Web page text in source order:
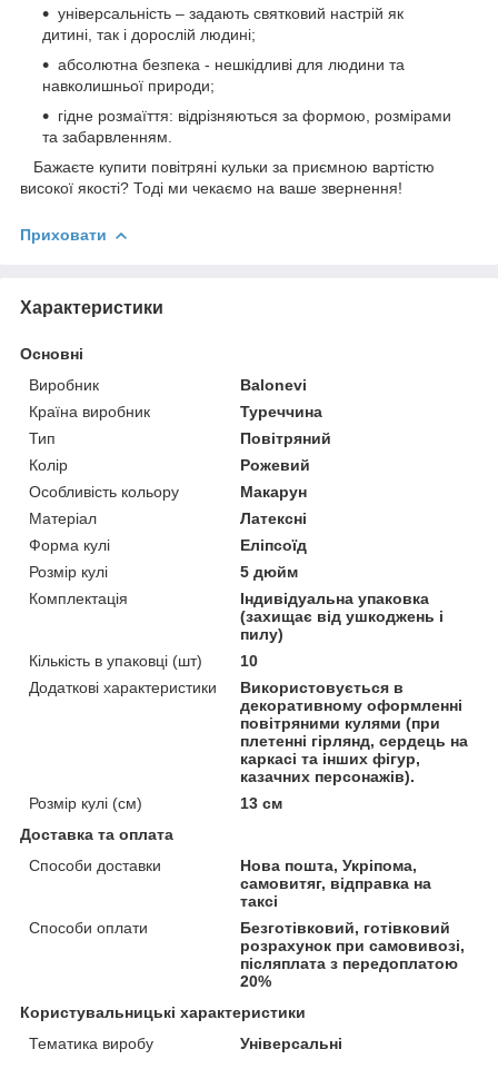
універсальність – задають святковий настрій як
дитині, так і дорослій людині;
абсолютна безпека - нешкідливі для людини та
навколишньої природи;
гідне розмаїття: відрізняються за формою, розмірами
та забарвленням.
Бажаєте купити повітряні кульки за приємною вартістю
високої якості? Тоді ми чекаємо на ваше звернення!
Приховати
Характеристики
Основні
Виробник
Balonevi
Країна виробник
Туреччина
Тип
Повітряний
Колір
Рожевий
Особливість кольору
Макарун
Матеріал
Латексні
Форма кулі
Еліпсоїд
Розмір кулі
5 дюйм
Комплектація
Індивідуальна упаковка
(захищає від ушкоджень і
пилу)
Кількість в упаковці (шт)
10
Додаткові характеристики
Використовується в
декоративному оформленні
повітряними кулями (при
плетенні гірлянд, сердець на
каркасі та інших фігур,
казачних персонажів).
Розмір кулі (см)
13 см
Доставка та оплата
Способи доставки
Нова пошта, Укріпома,
самовитяг, відправка на
таксі
Способи оплати
Безготівковий, готівковий
розрахунок при самовивозі,
післяплата з передоплатою
20%
Користувальницькі характеристики
Тематика виробу
Універсальні